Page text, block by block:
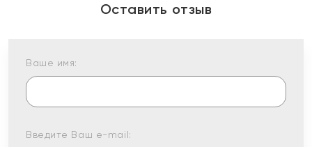
Оставить отзыв
Ваше имя:
Введите Ваш e-mail: